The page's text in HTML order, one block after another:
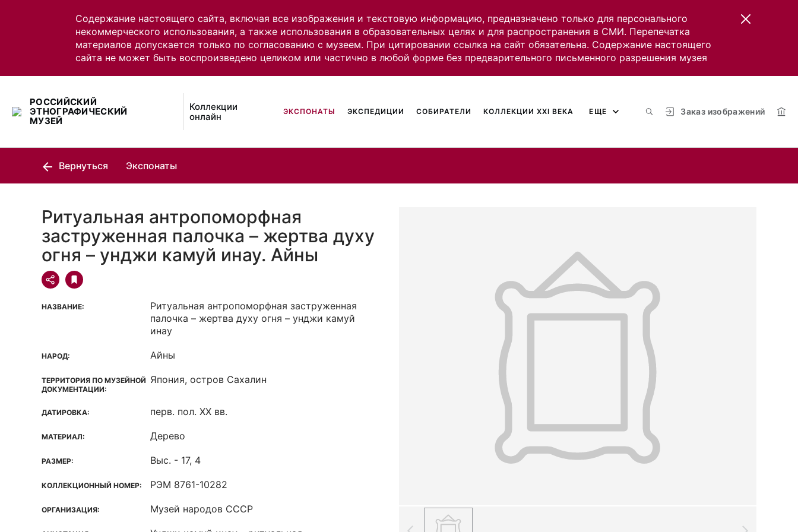
Содержание настоящего сайта, включая все изображения и текстовую информацию, предназначено только для персонального
некоммерческого использования, а также использования в образовательных целях и для распространения в СМИ. Перепечатка
материалов допускается только по согласованию с музеем. При цитировании ссылка на сайт обязательна. Содержание настоящего
сайта не может быть воспроизведено целиком или частично в любой форме без предварительного письменного разрешения музея
РОССИЙСКИЙ
ЭТНОГРАФИЧЕСКИЙ
МУЗЕЙ
Коллекции
онлайн
Заказ изображений
ЭКСПОНАТЫ ЭКСПЕДИЦИИ СОБИРАТЕЛИ КОЛЛЕКЦИИ XXI ВЕКА ЕЩЕ
Вернуться Экспонаты
Ритуальная антропоморфная
заструженная палочка – жертва духу
огня – унджи камуй инау. Айны
НАЗВАНИЕ:
Ритуальная антропоморфная заструженная
палочка – жертва духу огня – унджи камуй
инау
НАРОД: Айны
ТЕРРИТОРИЯ ПО МУЗЕЙНОЙ
ДОКУМЕНТАЦИИ:
Япония, остров Сахалин
ДАТИРОВКА: перв. пол. XX вв.
МАТЕРИАЛ: Дерево
РАЗМЕР: Выс. - 17, 4
КОЛЛЕКЦИОННЫЙ НОМЕР: РЭМ 8761-10282
ОРГАНИЗАЦИЯ: Музей народов СССР